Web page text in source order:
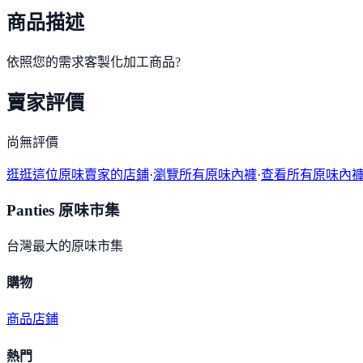
商品描述
依照您的需求客製化加工商品?
賣家評價
尚無評價
逛逛這位原味賣家的店鋪·瀏覽所有原味內褲·查看所有原味內
Panties 原味市集
台灣最大的原味市集
購物
商品店鋪
熱門